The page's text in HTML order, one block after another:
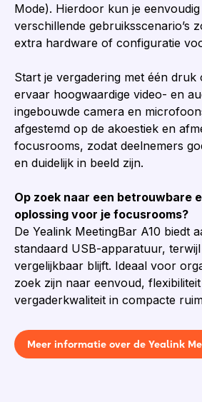
Mode). Hierdoor kun je
verschillende gebruiksscenario’s
extra hardware of configuratie
Start je vergadering met één druk
ervaar hoogwaardige video- en
ingebouwde camera en
afgestemd op de akoestiek en
focusrooms, zodat deelnemers
en duidelijk in beeld zijn.
Op zoek naar een betrouwbare
oplossing voor je focusrooms?
De Yealink MeetingBar A10 biedt
standaard USB-apparatuur,
vergelijkbaar blijft. Ideaal voor
zoek zijn naar eenvoud,
vergaderkwaliteit in compacte
Meer informatie over de Yealink